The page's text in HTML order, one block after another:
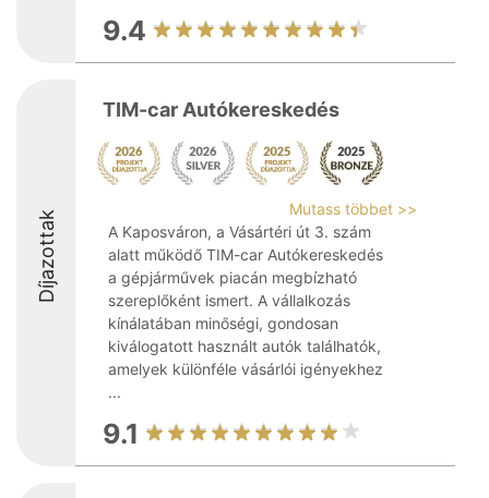
9.4
Díjazottak
TIM-car Autókereskedés
Mutass többet >>
A Kaposváron, a Vásártéri út 3. szám
alatt működő TIM-car Autókereskedés
a gépjárművek piacán megbízható
szereplőként ismert. A vállalkozás
kínálatában minőségi, gondosan
kiválogatott használt autók találhatók,
amelyek különféle vásárlói igényekhez
...
9.1